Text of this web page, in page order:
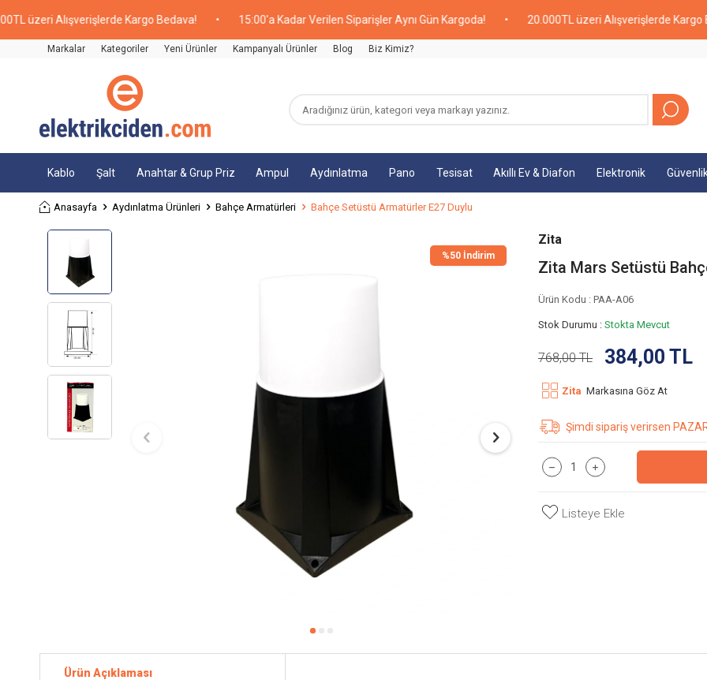
Alışverişlerde Kargo Bedava! • 15:00'a Kadar Verilen Siparişler Aynı Gün Kargoda! • 20.000TL üzeri Alışverişlerde Kargo
Markalar Kategoriler Yeni Ürünler Kampanyalı Ürünler Blog Biz Kimiz?
Kablo Şalt Anahtar & Grup Priz Ampul Aydınlatma Pano Tesisat Akıllı Ev & Diafon Elektronik
Anasayfa Aydınlatma Ürünleri Bahçe Armatürleri Bahçe Setüstü Armatürler E27 Duylu
%50 İndirim
Zita
Zita Mars Setüstü
Ürün Kodu : PAA-A06
Stok Durumu : Stokta Mevcut
768,00TL 384,00 TL
Zita Markasına Göz At
Şimdi sipariş verirsen
Listeye Ekle
Ürün Açıklaması